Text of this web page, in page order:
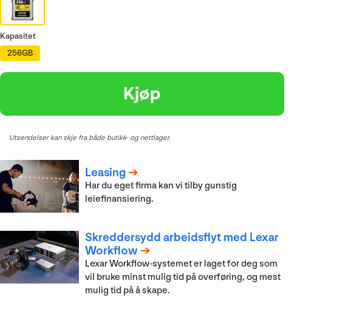
Kapasitet
256GB
Kjøp
Utsendelser kan skje fra både butikk- og nettlager.
Leasing
Har du eget firma kan vi tilby gunstig
leiefinansiering.
Skreddersydd arbeidsflyt med Lexar
Workflow
Lexar Workflow-systemet er laget for deg som
vil bruke minst mulig tid på overføring, og mest
mulig tid på å skape.